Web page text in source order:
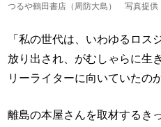
つるや鶴田書店（周防大島） 写真提供
「私の世代は、いわゆるロ
放り出され、がむしゃらに生
リーライターに向いていたの
離島の本屋さんを取材するき